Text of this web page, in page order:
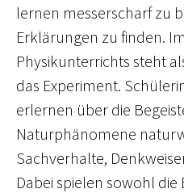
lernen messerscharf zu
Erklärungen zu finden.
Physikunterrichts steht
das Experiment.
erlernen über die
Naturphänomene
Sachverhalte,
Dabei spielen sowohl